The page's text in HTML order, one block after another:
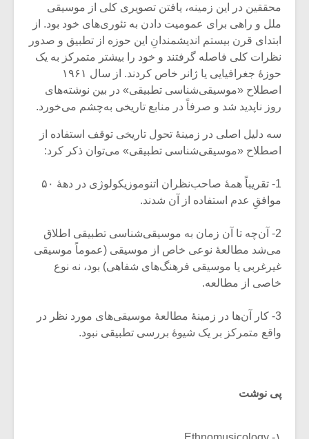
محققین در این زمینه، یافتن تصویری کلی از موسیقی
ملل و راهی برای عمومیت دادن به تئوری‌های خود بود. از
ابتدای قرن بیستم اندیشمندانِ این حوزه از تطبیق و صدور
نظرات کلی فاصله گرفتند و خود را بیشتر متمرکز به یک
حوزۀ جغرافیایی یا ژانر خاص کردند. از سال ۱۹۶۱
اصطلاح «موسیقی‌شناسی تطبیقی» در بین نوشته‌های
روز ناپدید شد و صرفاً در منابع تاریخی به‌چشم می‌خورد.
سه دلیل اصلی در زمینۀ تحول تاریخی توقف استفاده از
اصطلاح «موسیقی‌شناسی تطبیقی» می‌توان ذکر کرد:
1- تقریباً همۀ صاحب‌نظران اتنوموزیکولوژی در دهۀ ۵۰
موافقِ عدم استفاده از آن شدند.
2- آن‌چه تا آن زمان به موسیقی‌شناسی تطبیقی اطلاق
می‌شد مطالعۀ نوعی خاص از موسیقی (عموماً موسیقی
غیرغربی یا موسیقی فرهنگ‌های شفاهی) بود، نه نوع
خاصی از مطالعه.
3- کار آن‌ها در زمینۀ مطالعۀ موسیقی‌های مورد نظر در
واقع متمرکز بر یک شیوۀ بررسی تطبیقی نبود.
پی نوشت